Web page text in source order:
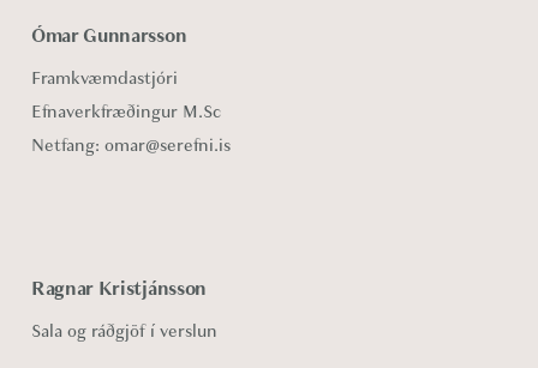
Ómar Gunnarsson
Framkvæmdastjóri
Efnaverkfræðingur M.Sc
Netfang: omar@serefni.is
Ragnar Kristjánsson
Sala og ráðgjöf í verslun